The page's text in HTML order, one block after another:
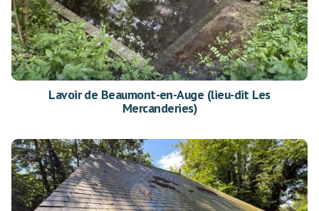
Lavoir de Beaumont-en-Auge (lieu-dit Les
Mercanderies)